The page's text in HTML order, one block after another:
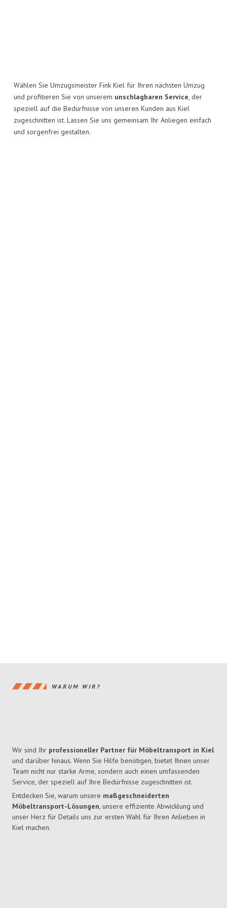
Wählen Sie Umzugsmeister Fink Kiel für Ihren nächsten Umzug
und profitieren Sie von unserem unschlagbaren Service, der
speziell auf die Bedürfnisse von unseren Kunden aus Kiel
zugeschnitten ist. Lassen Sie uns gemeinsam Ihr Anliegen einfach
und sorgenfrei gestalten.
WARUM WIR?
Wir sind Ihr professioneller Partner für Möbeltransport in Kiel
und darüber hinaus. Wenn Sie Hilfe benötigen, bietet Ihnen unser
Team nicht nur starke Arme, sondern auch einen umfassenden
Service, der speziell auf Ihre Bedürfnisse zugeschnitten ist.
Entdecken Sie, warum unsere maßgeschneiderten
Möbeltransport-Lösungen, unsere effiziente Abwicklung und
unser Herz für Details uns zur ersten Wahl für Ihren Anlieben in
Kiel machen.